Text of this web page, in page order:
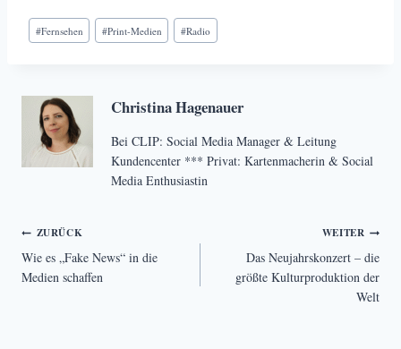
Schlagworte:
#Fernsehen #Print-Medien #Radio
Christina Hagenauer
Bei CLIP: Social Media Manager & Leitung
Kundencenter *** Privat: Kartenmacherin & Social
Media Enthusiastin
Beitragsnavigation
ZURÜCK
Wie es „Fake News“ in die
Medien schaffen
WEITER
Das Neujahrskonzert – die
größte Kulturproduktion der
Welt